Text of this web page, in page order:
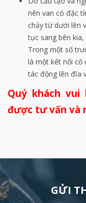
nên van có đặc
chảy từ dưới lên
tục sang bên
Trong một số
là một kết nối cố
tác động lên đĩa
Quý khách vui
được tư vấn và
GỬI